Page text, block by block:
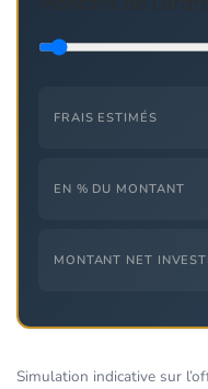
FRAIS ESTIMÉS
EN % DU MONTANT
MONTANT NET INVESTI
Simulation indicative sur